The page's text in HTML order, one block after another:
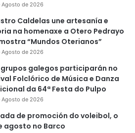
Agosto de 2026
Caldelas une artesanía e
na homenaxe a Otero Pedrayo
“Mundos Oterianos”
Agosto de 2026
galegos participarán no
Folclórico de Música e Danza
da 64ª Festa do Pulpo
Agosto de 2026
de promoción do voleibol, o
agosto no Barco